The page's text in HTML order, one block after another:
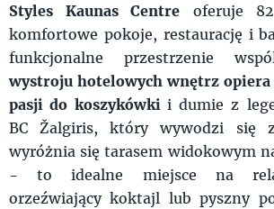
Styles Kaunas Centre oferuje
komfortowe pokoje, restaurację i
funkcjonalne przestrzenie
wystroju hotelowych wnętrz
pasji do koszykówki i dumie z
BC Žalgiris, który wywodzi się
wyróżnia się tarasem widokowym
- to idealne miejsce na
orzeźwiający koktajl lub pyszny